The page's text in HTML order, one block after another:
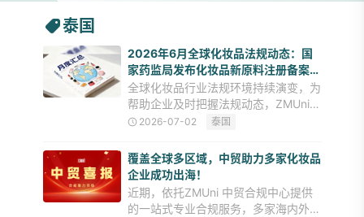
泰国
2026年6月全球化妆品法规动态：国
家药监局发布化妆品新原料注册备案新
规、美国FDA新增准用防晒剂...
全球化妆品行业法规环境持续演变，为
帮助企业及时把握法规动态，ZMUni中
贸合规中心定期发布全球化妆品法规动
口目的地在法规动态、行业监管等多个
方面的市场准入要求动向。今
2026-07-02 泰国
覆盖全球多区域，中贸助力多家化妆品
企业成功出海！
近期，依托ZMUni 中贸合规中心提供
的一站式专业合规服务，多家海内外美